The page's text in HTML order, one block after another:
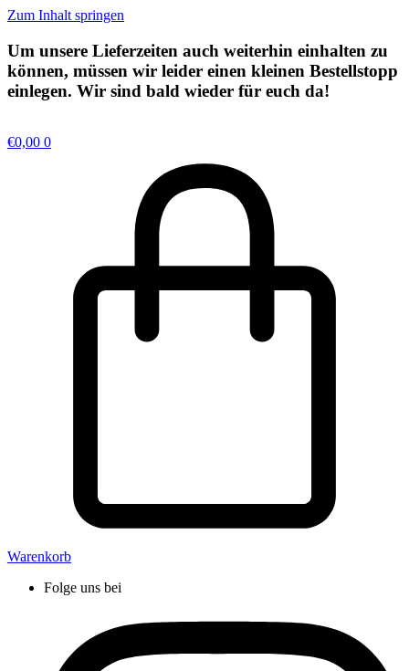
Zum Inhalt springen
Um unsere Lieferzeiten auch weiterhin einhalten zu
können, müssen wir leider einen kleinen Bestellstopp
einlegen. Wir sind bald wieder für euch da!
€0,00 0
Warenkorb
Folge uns bei